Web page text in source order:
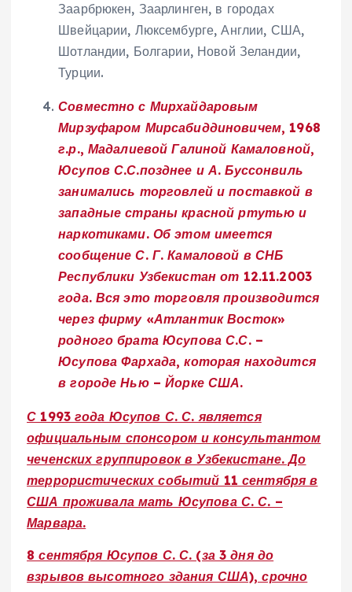
Заарбрюкен, Заарлинген, в городах
Швейцарии, Люксембурге, Англии, США,
Шотландии, Болгарии, Новой Зеландии,
Турции.
Совместно с Мирхайдаровым
Мирзуфаром Мирсабиддиновичем, 1968
г.р., Мадалиевой Галиной Камаловной,
Юсупов С.С.позднее и А. Буссонвиль
занимались торговлей и поставкой в
западные страны красной ртутью и
наркотиками. Об этом имеется
сообщение С. Г. Камаловой в СНБ
Республики Узбекистан от 12.11.2003
года. Вся это торговля производится
через фирму «Атлантик Восток»
родного брата Юсупова С.С. –
Юсупова Фархада, которая находится
в городе Нью – Йорке США.
С 1993 года Юсупов С. С. является
официальным спонсором и консультантом
чеченских группировок в Узбекистане. До
террористических событий 11 сентября в
США проживала мать Юсупова С. С. –
Марвара.
8 сентября Юсупов С. С. (за 3 дня до
взрывов высотного здания США), срочно